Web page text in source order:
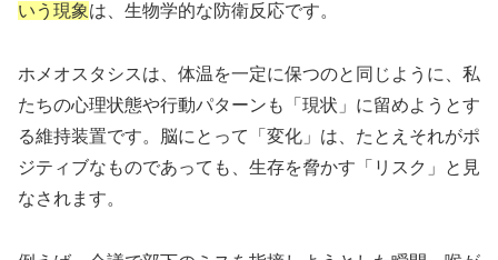
「教える」スキルを活かしたWeb上のスク
ール構築法。代理店販売から自分の教材ま
で、段階的な成長戦略を実録で公開していま
す。
実録レポートを確認
いう現象は、生物学的な防衛反応です。
ホメオスタシスは、体温を一定に保つのと同じように、私
たちの心理状態や行動パターンも「現状」に留めようとす
る維持装置です。脳にとって「変化」は、たとえそれがポ
ジティブなものであっても、生存を脅かす「リスク」と見
なされます。